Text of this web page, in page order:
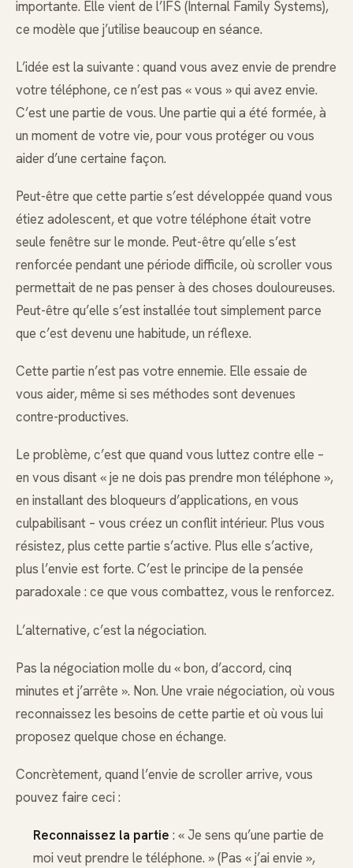
importante. Elle vient de l’IFS (Internal Family Systems),
ce modèle que j’utilise beaucoup en séance.
L’idée est la suivante : quand vous avez envie de prendre
votre téléphone, ce n’est pas « vous » qui avez envie.
C’est une partie de vous. Une partie qui a été formée, à
un moment de votre vie, pour vous protéger ou vous
aider d’une certaine façon.
Peut-être que cette partie s’est développée quand vous
étiez adolescent, et que votre téléphone était votre
seule fenêtre sur le monde. Peut-être qu’elle s’est
renforcée pendant une période difficile, où scroller vous
permettait de ne pas penser à des choses douloureuses.
Peut-être qu’elle s’est installée tout simplement parce
que c’est devenu une habitude, un réflexe.
Cette partie n’est pas votre ennemie. Elle essaie de
vous aider, même si ses méthodes sont devenues
contre-productives.
Le problème, c’est que quand vous luttez contre elle –
en vous disant « je ne dois pas prendre mon téléphone »,
en installant des bloqueurs d’applications, en vous
culpabilisant – vous créez un conflit intérieur. Plus vous
résistez, plus cette partie s’active. Plus elle s’active,
plus l’envie est forte. C’est le principe de la pensée
paradoxale : ce que vous combattez, vous le renforcez.
L’alternative, c’est la négociation.
Pas la négociation molle du « bon, d’accord, cinq
minutes et j’arrête ». Non. Une vraie négociation, où vous
reconnaissez les besoins de cette partie et où vous lui
proposez quelque chose en échange.
Concrètement, quand l’envie de scroller arrive, vous
pouvez faire ceci :
Reconnaissez la partie : « Je sens qu’une partie de
moi veut prendre le téléphone. » (Pas « j’ai envie »,